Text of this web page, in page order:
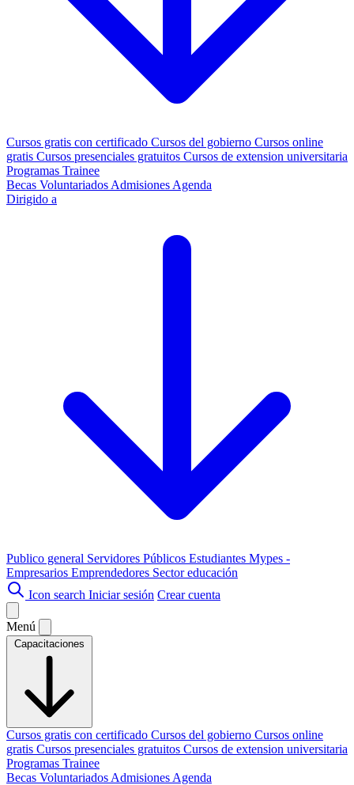
Cursos gratis con certificado Cursos del gobierno Cursos online
gratis Cursos presenciales gratuitos Cursos de extension universitaria
Programas Trainee
Becas Voluntariados Admisiones Agenda
Dirigido a
Publico general Servidores Públicos Estudiantes Mypes -
Empresarios Emprendedores Sector educación
Icon search Iniciar sesión Crear cuenta
Menú
Capacitaciones
Cursos gratis con certificado Cursos del gobierno Cursos online
gratis Cursos presenciales gratuitos Cursos de extension universitaria
Programas Trainee
Becas Voluntariados Admisiones Agenda